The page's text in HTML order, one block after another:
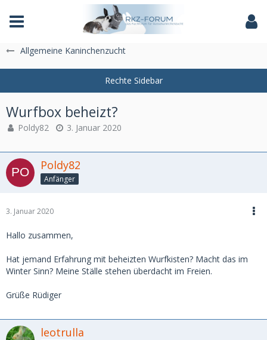
Das Fachforum der Rassekaninchenzucht
Allgemeine Kaninchenzucht
Wurfbox beheizt?
Poldy82 3. Januar 2020
Poldy82
Anfänger
3. Januar 2020
Hallo zusammen,
Hat jemand Erfahrung mit beheizten Wurfkisten? Macht das im
Winter Sinn? Meine Ställe stehen überdacht im Freien.
Grüße Rüdiger
leotrulla